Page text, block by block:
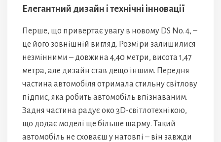
Елегантний дизайн і технічні інновації
Перше, що привертає увагу в новому DS No. 4, –
це його зовнішній вигляд. Розміри залишилися
незмінними – довжина 4,40 метри, висота 1,47
метра, але дизайн став дещо іншим. Передня
частина автомобіля отримала стильну світлову
підпис, яка робить автомобіль впізнаваним.
Задня частина радує око 3D-світлотехнікою,
що додає моделі ще більше шарму. Такий
автомобіль не сховаєш у натовпі – він завжди